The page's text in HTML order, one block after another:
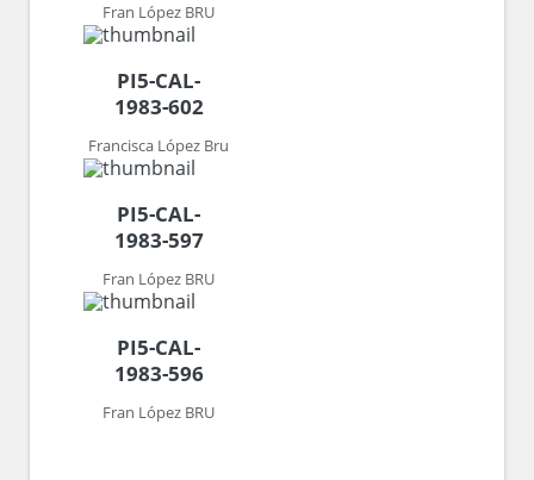
Fran López BRU
PI5-CAL-
1983-602
Francisca López Bru
PI5-CAL-
1983-597
Fran López BRU
PI5-CAL-
1983-596
Fran López BRU